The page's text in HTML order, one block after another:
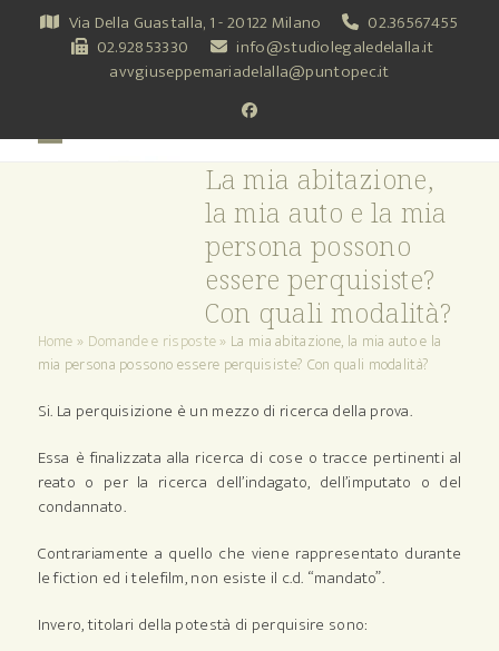
Via Della Guastalla, 1 - 20122 Milano
02.36567455
02.92853330
info@studiolegaledelalla.it
avvgiuseppemariadelalla@puntopec.it
Facebook
La mia abitazione,
la mia auto e la mia
persona possono
essere perquisiste?
Con quali modalità?
Home » Domande e risposte» La mia abitazione, la mia auto e la
mia persona possono essere perquisiste? Con quali modalità?
Si. La perquisizione è un mezzo di ricerca della prova.
Essa è finalizzata alla ricerca di cose o tracce pertinenti al
reato o per la ricerca dell’indagato, dell’imputato o del
condannato.
Contrariamente a quello che viene rappresentato durante
le fiction ed i telefilm, non esiste il c.d. “mandato”.
Invero, titolari della potestà di perquisire sono: